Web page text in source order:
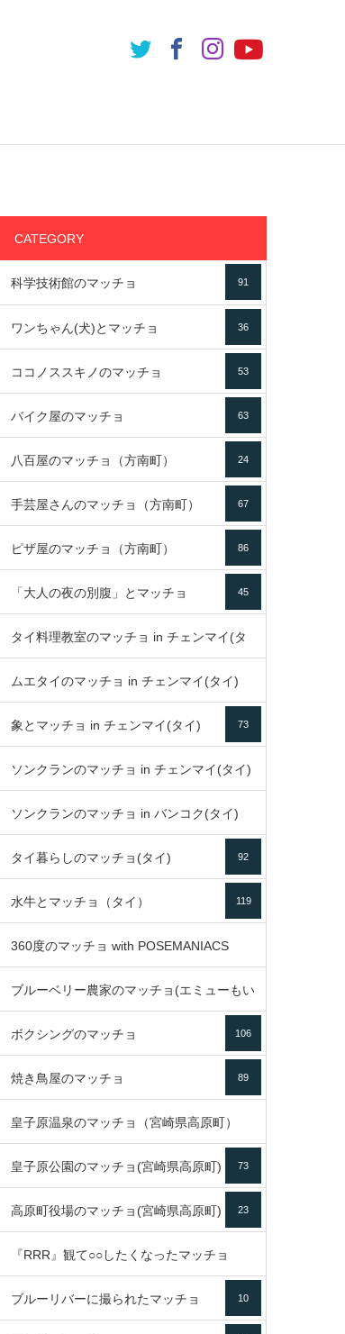
CATEGORY
科学技術館のマッチョ 91
ワンちゃん(犬)とマッチョ 36
ココノススキノのマッチョ 53
バイク屋のマッチョ 63
八百屋のマッチョ（方南町） 24
手芸屋さんのマッチョ（方南町） 67
ピザ屋のマッチョ（方南町） 86
「大人の夜の別腹」とマッチョ 45
タイ料理教室のマッチョ in チェンマイ(タ
イ)
ムエタイのマッチョ in チェンマイ(タイ)
79
象とマッチョ in チェンマイ(タイ) 73
ソンクランのマッチョ in チェンマイ(タイ)
ソンクランのマッチョ in バンコク(タイ)
85
タイ暮らしのマッチョ(タイ) 92
水牛とマッチョ（タイ） 119
360度のマッチョ with POSEMANIACS
49
ブルーベリー農家のマッチョ(エミューもい
るよ) 72
ボクシングのマッチョ 106
焼き鳥屋のマッチョ 89
皇子原温泉のマッチョ（宮崎県高原町）
133
皇子原公園のマッチョ(宮崎県高原町) 73
高原町役場のマッチョ(宮崎県高原町) 23
『RRR』観て○○したくなったマッチョ
16
ブルーリバーに撮られたマッチョ 10